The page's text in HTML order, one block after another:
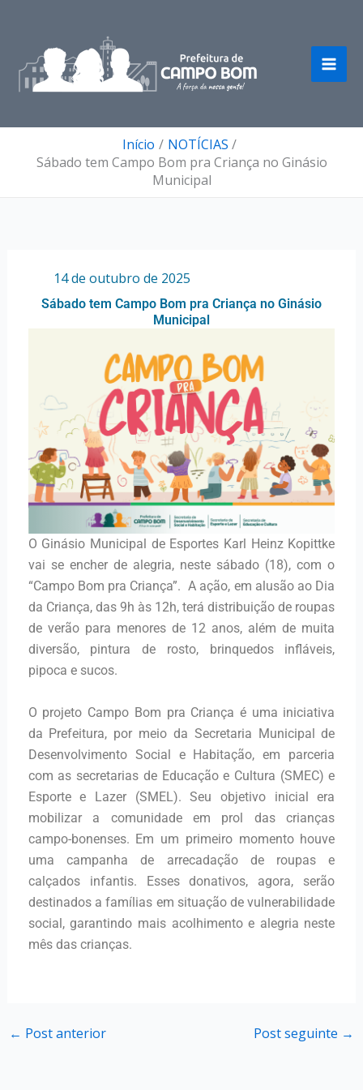
conteúdo
Início
NOTÍCIAS
Sábado tem Campo Bom pra Criança no Ginásio
Municipal
14 de outubro de 2025
Sábado tem Campo Bom pra Criança no Ginásio
Municipal
O Ginásio Municipal de Esportes Karl Heinz Kopittke
vai se encher de alegria, neste sábado (18), com o
“Campo Bom pra Criança”. A ação, em alusão ao Dia
da Criança, das 9h às 12h, terá distribuição de roupas
de verão para menores de 12 anos, além de muita
diversão, pintura de rosto, brinquedos infláveis,
pipoca e sucos.
O projeto Campo Bom pra Criança é uma iniciativa
da Prefeitura, por meio da Secretaria Municipal de
Desenvolvimento Social e Habitação, em parceria
com as secretarias de Educação e Cultura (SMEC) e
Esporte e Lazer (SMEL). Seu objetivo inicial era
mobilizar a comunidade em prol das crianças
campo-bonenses. Em um primeiro momento houve
uma campanha de arrecadação de roupas e
calçados infantis. Esses donativos, agora, serão
destinados a famílias em situação de vulnerabilidade
social, garantindo mais acolhimento e alegria neste
mês das crianças.
← Post anterior Post seguinte →